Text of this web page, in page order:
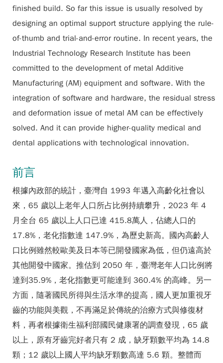
finished build. So far this issue is usually resolved by
designing an optimal support structure applying the rule-
of-thumb and trial-and-error routine. In recent years, the
Industrial Technology Research Institute has been
committed to the development of metal Additive
Manufacturing (AM) equipment and software. With the
integration of software and hardware, the residual stress
and deformation issue of metal AM can be effectively
solved. And it can provide higher-quality medical and
dental applications with technological innovation.
前言
根據內政部的統計，臺灣自 1993 年邁入高齡化社會以
來，65 歲以上老年人口所占比例持續攀升，2023 年 4
月全台 65 歲以上人口已達 415.8萬人，佔總人口的
17.8%，老化指數達 147.9%，為歷史新高。國內高齡人
口比例雖然較歐美及日本等已開發國家為低，但仍遠高於
其他開發中國家。推估到 2050 年，臺灣老年人口比例將
達到35.9%，老化指數更可能達到 360.4% 的高峰。另一
方面，隨著國民所得與生活水準的提高，國人更加重視牙
齒的功能與美觀，不再滿足於傳統的治療方式與修復材
料，再者根據衛生福利部國民健康署的調查發現，65 歲
以上，原有牙齒完好者只有 2 成，缺牙顆數平均為 14.8
顆；12 歲以上國人平均缺牙顆數高達 5.6 顆。整體而